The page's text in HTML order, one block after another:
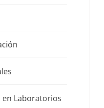
en Laboratorios